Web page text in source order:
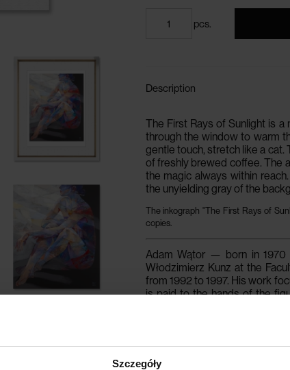
Szczegóły
pcs.
Description
The First Rays of Sunlight is
through the window to warm
gentle touch, stretch like a
of freshly brewed coffee.The
the magic always within reach.
the unyielding gray of the
The inkograph "The First Rays of
copies.
Adam Wątor — born in 1970
Włodzimierz Kunz at the
from 1992 to 1997. His work
is paid to the hands of the
language of their gestures.
including at Bennett
and the Olympic Centre in
‘Huile’ gallery competition
collections both in Poland and